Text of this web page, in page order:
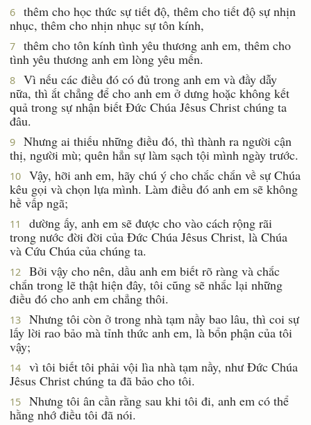
6
thêm cho học thức sự tiết độ, thêm cho tiết độ sự nhịn
nhục, thêm cho nhịn nhục sự tôn kính,
7
thêm cho tôn kính tình yêu thương anh em, thêm cho
tình yêu thương anh em lòng yêu mến.
8
Vì nếu các điều đó có đủ trong anh em và đầy dẫy
nữa, thì ắt chẳng để cho anh em ở dưng hoặc không kết
quả trong sự nhận biết Ðức Chúa Jêsus Christ chúng ta
đâu.
9
Nhưng ai thiếu những điều đó, thì thành ra người cận
thị, người mù; quên hẳn sự làm sạch tội mình ngày trước.
10
Vậy, hỡi anh em, hãy chú ý cho chắc chắn về sự Chúa
kêu gọi và chọn lựa mình. Làm điều đó anh em sẽ không
hề vấp ngã;
11
dường ấy, anh em sẽ được cho vào cách rộng rãi
trong nước đời đời của Ðức Chúa Jêsus Christ, là Chúa
và Cứu Chúa của chúng ta.
12
Bởi vậy cho nên, dầu anh em biết rõ ràng và chắc
chắn trong lẽ thật hiện đây, tôi cũng sẽ nhắc lại những
điều đó cho anh em chẳng thôi.
13
Nhưng tôi còn ở trong nhà tạm nầy bao lâu, thì coi sự
lấy lời rao bảo mà tỉnh thức anh em, là bổn phận của tôi
vậy;
14
vì tôi biết tôi phải vội lìa nhà tạm nầy, như Ðức Chúa
Jêsus Christ chúng ta đã bảo cho tôi.
15
Nhưng tôi ân cần rằng sau khi tôi đi, anh em có thể
hằng nhớ điều tôi đã nói.